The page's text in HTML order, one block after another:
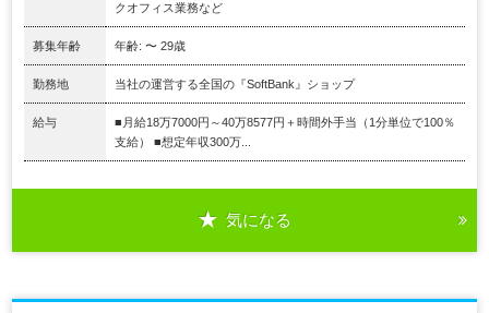
クオフィス業務など
募集年齢 年齢: 〜 29歳
勤務地 当社の運営する全国の『SoftBank』ショップ
給与
■月給18万7000円～40万8577円＋時間外手当（1分単位で100％
支給） ■想定年収300万...
気になる